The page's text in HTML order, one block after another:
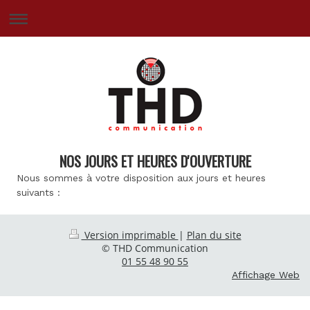
NOS JOURS ET HEURES D'OUVERTURE
Nous sommes à votre disposition aux jours et heures
suivants :
Version imprimable | Plan du site
© THD Communication
01 55 48 90 55
Affichage Web